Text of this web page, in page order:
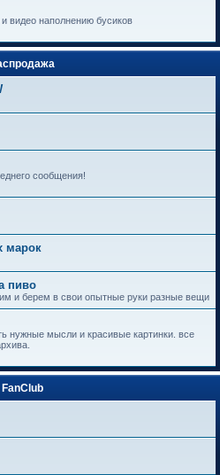
видео наполнению бусиков
сообщения!
марок
пиво
и берем в свои опытные руки разные вещи
нужные мысли и красивые картинки. все
FanClub